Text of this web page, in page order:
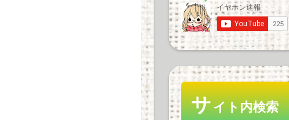
サイト内検索